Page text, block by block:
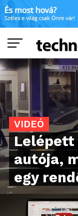
VIDEÓ
Lelépett
autója,
egy